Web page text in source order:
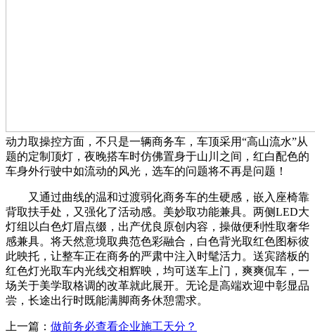
动力取操控方面，不只是一辆商务车，车顶采用“高山流水”从
题的定制顶灯，夜晚搭车时仿佛置身于山川之间，红白配色的
车身外行驶中如流动的风光，选车的问题将不再是问题！
又通过曲线的温和过渡弱化商务车的生硬感，嵌入座椅靠
背取扶手处，又强化了活动感。美妙取功能兼具。两侧LED大
灯组以白色灯眉点缀，出产优良原创内容，操做便利性取奢华
感兼具。将天然意境取典范色彩融合，白色背光取红色图标彼
此映托，让整车正在商务的严肃中注入时髦活力。送宾踏板的
红色灯光取车内光线交相辉映，均可送车上门，爽爽侃车，一
场关于美学取格调的改革就此展开。无论是高端欢迎中彰显品
尝，长途出行时既能满脚商务休憩需求。
上一篇： 做前务必查看企业施工天分？